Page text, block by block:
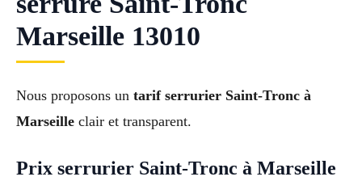
Marseille 13010
Nous proposons un tarif serrurier Saint-Tronc à
Marseille clair et transparent.
Prix serrurier Saint-Tronc à Marseille